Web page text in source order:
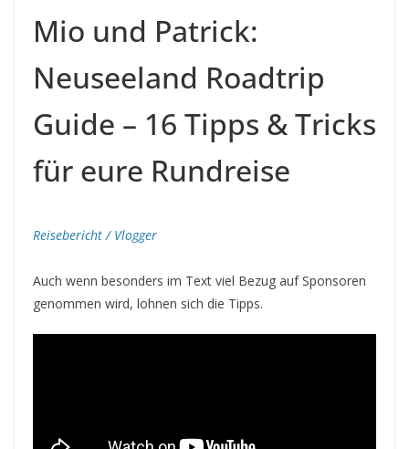
Mio und Patrick:
Neuseeland Roadtrip
Guide – 16 Tipps & Tricks
für eure Rundreise
Reisebericht / Vlogger
Auch wenn besonders im Text viel Bezug auf Sponsoren
genommen wird, lohnen sich die Tipps.